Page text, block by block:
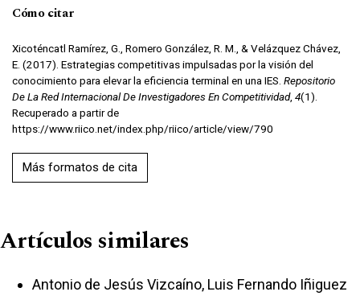
Cómo citar
Xicoténcatl Ramírez, G., Romero González, R. M., & Velázquez Chávez,
E. (2017). Estrategias competitivas impulsadas por la visión del
conocimiento para elevar la eficiencia terminal en una IES. Repositorio
De La Red Internacional De Investigadores En Competitividad, 4(1).
Recuperado a partir de
https://www.riico.net/index.php/riico/article/view/790
Más formatos de cita
Artículos similares
Antonio de Jesús Vizcaíno, Luis Fernando Iñiguez